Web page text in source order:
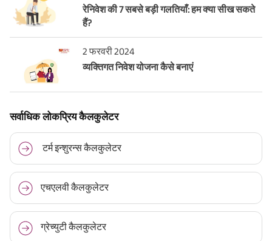
रेनिवेश की 7 सबसे बड़ी गलतियाँ: हम क्या सीख सकते
हैं?
2 फरवरी 2024
व्यक्तिगत निवेश योजना कैसे बनाएं
सर्वाधिक लोकप्रिय कैलकुलेटर
टर्म इन्शुरन्स कैलकुलेटर
एचएलवी कैलकुलेटर
ग्रेच्युटी कैलकुलेटर